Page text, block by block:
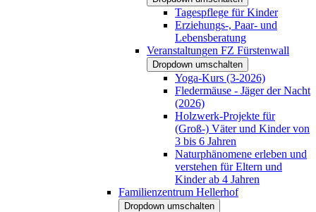
Tagespflege für Kinder
Erziehungs-, Paar- und
Lebensberatung
Veranstaltungen FZ Fürstenwall
Dropdown umschalten
Yoga-Kurs (3-2026)
Fledermäuse - Jäger der Nacht
(2026)
Holzwerk-Projekte für
(Groß-) Väter und Kinder von
3 bis 6 Jahren
Naturphänomene erleben und
verstehen für Eltern und
Kinder ab 4 Jahren
Familienzentrum Hellerhof
Dropdown umschalten